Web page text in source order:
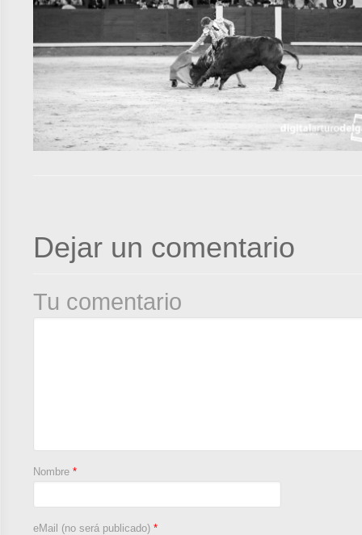
Dejar un comentario
Tu comentario
Nombre *
eMail (no será publicado) *